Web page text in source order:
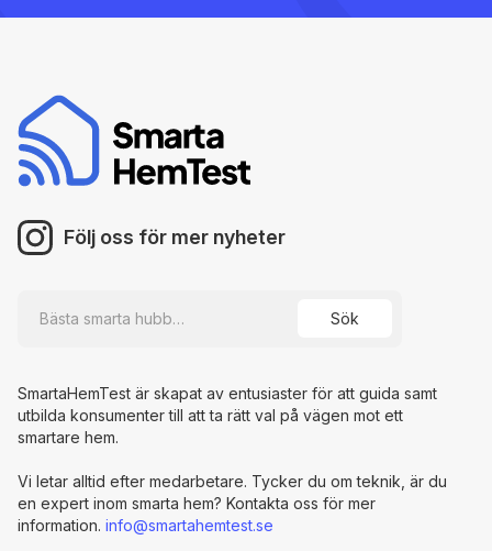
Följ oss för mer nyheter
SmartaHemTest är skapat av entusiaster för att guida samt
utbilda konsumenter till att ta rätt val på vägen mot ett
smartare hem.
Vi letar alltid efter medarbetare. Tycker du om teknik, är du
en expert inom smarta hem? Kontakta oss för mer
information. info@smartahemtest.se